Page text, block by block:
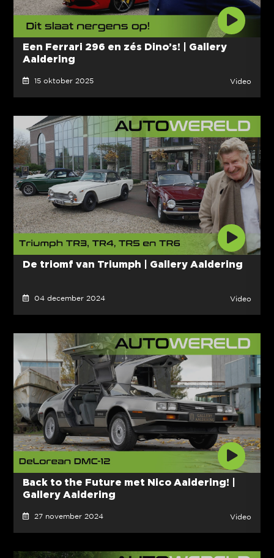
Een Ferrari 296 en zés Dino’s! | Gallery
Aaldering
15 oktober 2025 Video
De triomf van Triumph | Gallery Aaldering
04 december 2024 Video
Back to the Future met Nico Aaldering! |
Gallery Aaldering
27 november 2024 Video